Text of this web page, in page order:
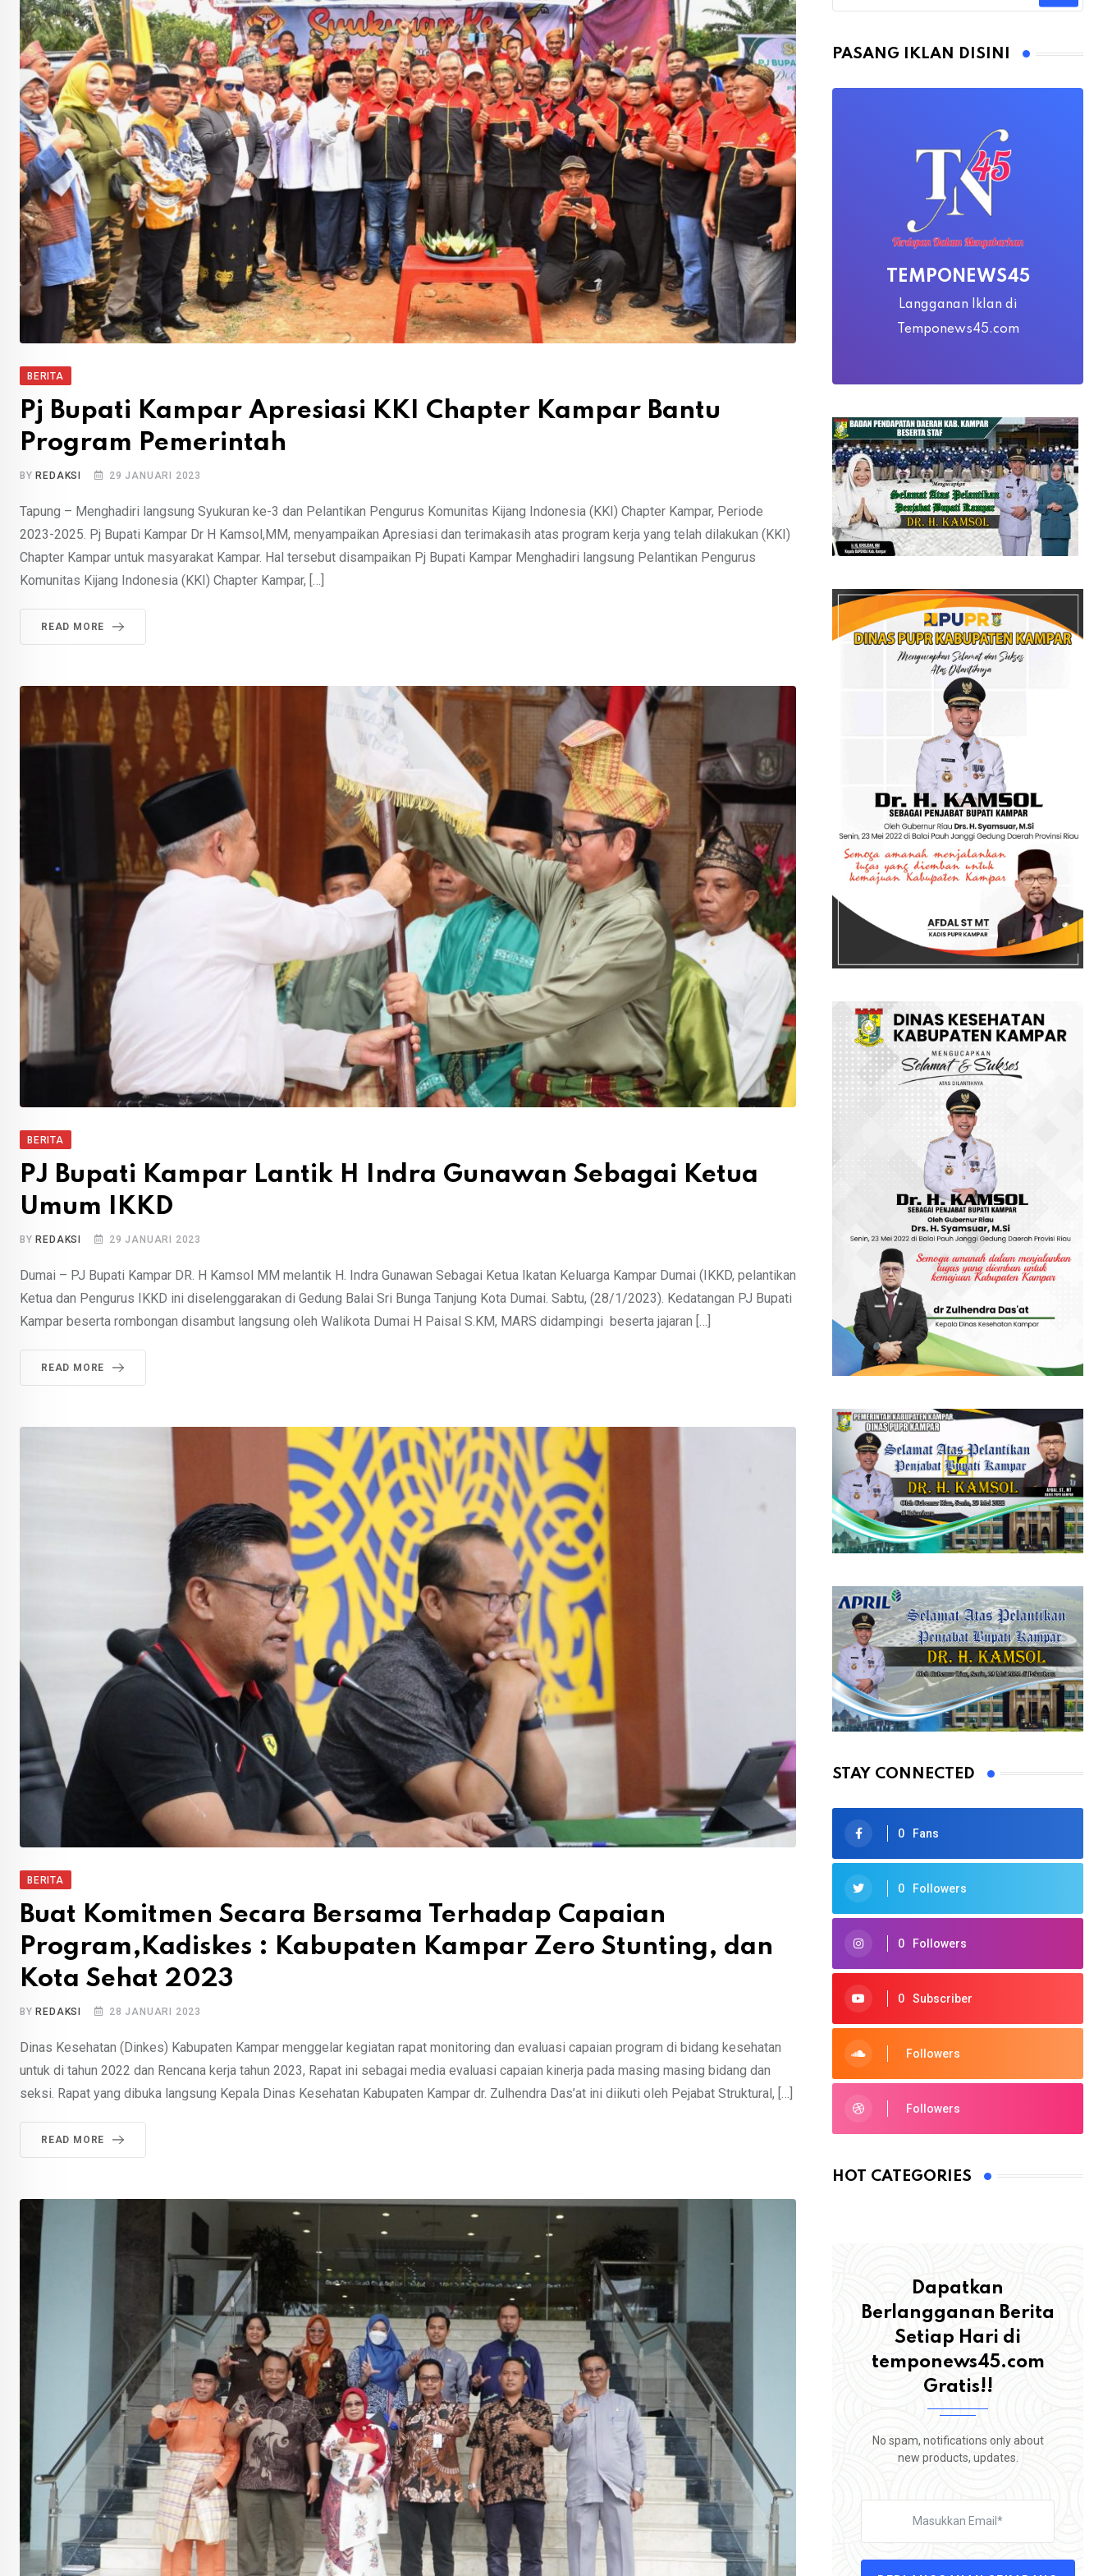
BERITA
Pj Bupati Kampar Apresiasi KKI Chapter Kampar Bantu
Program Pemerintah
BY REDAKSI 29 JANUARI 2023
Tapung – Menghadiri langsung Syukuran ke-3 dan Pelantikan Pengurus Komunitas Kijang Indonesia (KKI) Chapter Kampar, Periode
2023-2025. Pj Bupati Kampar Dr H Kamsol,MM, menyampaikan Apresiasi dan terimakasih atas program kerja yang telah dilakukan (KKI)
Chapter Kampar untuk masyarakat Kampar. Hal tersebut disampaikan Pj Bupati Kampar Menghadiri langsung Pelantikan Pengurus
Komunitas Kijang Indonesia (KKI) Chapter Kampar, […]
READ MORE
BERITA
PJ Bupati Kampar Lantik H Indra Gunawan Sebagai Ketua
Umum IKKD
BYREDAKSI 29 JANUARI 2023
Dumai – PJ Bupati Kampar DR. H Kamsol MM melantik H. Indra Gunawan Sebagai Ketua Ikatan Keluarga Kampar Dumai (IKKD, pelantikan
Ketua dan Pengurus IKKD ini diselenggarakan di Gedung Balai Sri Bunga Tanjung Kota Dumai. Sabtu, (28/1/2023). Kedatangan PJ Bupati
Kampar beserta rombongan disambut langsung oleh Walikota Dumai H Paisal S.KM, MARS didampingi beserta jajaran […]
READ MORE
BERITA
Buat Komitmen Secara Bersama Terhadap Capaian
Program,Kadiskes : Kabupaten Kampar Zero Stunting, dan
Kota Sehat 2023
BY REDAKSI 28 JANUARI 2023
Dinas Kesehatan (Dinkes) Kabupaten Kampar menggelar kegiatan rapat monitoring dan evaluasi capaian program di bidang kesehatan
untuk di tahun 2022 dan Rencana kerja tahun 2023, Rapat ini sebagai media evaluasi capaian kinerja pada masing masing bidang dan
seksi. Rapat yang dibuka langsung Kepala Dinas Kesehatan Kabupaten Kampar dr. Zulhendra Das’at ini diikuti oleh Pejabat Struktural, […]
READ MORE
PASANG IKLAN DISINI
TEMPONEWS45
Langganan Iklan di
Temponews45.com
STAY CONNECTED
0 Fans
0 Followers
0 Followers
0 Subscriber
Followers
Followers
HOT CATEGORIES
Dapatkan
Berlangganan Berita
Setiap Hari di
temponews45.com
Gratis!!
No spam, notifications only about
new products, updates.